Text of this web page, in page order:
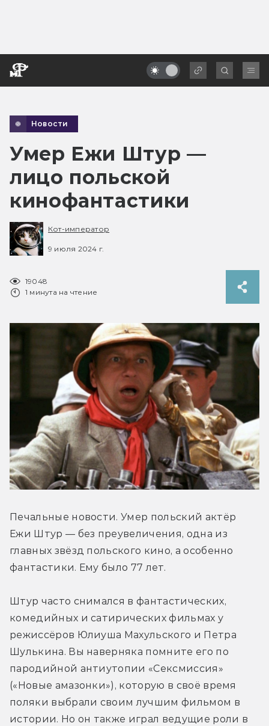
Новости
Умер Ежи Штур —
лицо польской
кинофантастики
Кот-император
9 июля 2024 г.
19048
1 минута на чтение
Печальные новости. Умер польский актёр
Ежи Штур — без преувеличения, одна из
главных звёзд польского кино, а особенно
фантастики. Ему было 77 лет.
Штур часто снимался в фантастических,
комедийных и сатирических фильмах у
режиссёров Юлиуша Махульского и Петра
Шулькина. Вы наверняка помните его по
пародийной антиутопии «Сексмиссия»
(«Новые амазонки»), которую в своё время
поляки выбрали своим лучшим фильмом в
истории. Но он также играл ведущие роли в